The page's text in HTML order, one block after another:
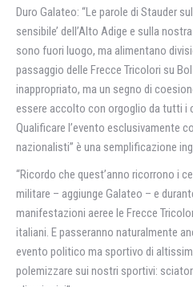
Duro Galateo: “Le parole di Stauder
sensibile’ dell’Alto Adige e sulla
sono fuori luogo, ma alimentano
passaggio delle Frecce Tricolori su
inappropriato, ma un segno di
essere accolto con orgoglio da tutti i
Qualificare l’evento esclusivamente
nazionalisti” è una semplificazione
“Ricordo che quest’anno ricorrono i
militare – aggiunge Galateo – e
manifestazioni aeree le Frecce
italiani. E passeranno naturalmente
evento politico ma sportivo di
polemizzare sui nostri sportivi: